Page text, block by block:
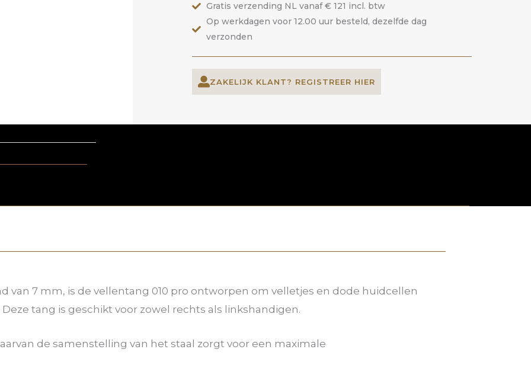
Gratis verzending NL vanaf € 121 incl. btw
Op werkdagen voor 12.00 uur besteld, dezelfde dag
verzonden
ZAKELIJK KLANT? REGISTREER HIER
van 7 mm, is de vellentang 010 pro ontworpen om velletjes en dode huidcellen
tang is geschikt voor zowel rechts als linkshandigen.
de samenstelling van het staal zorgt voor een maximale